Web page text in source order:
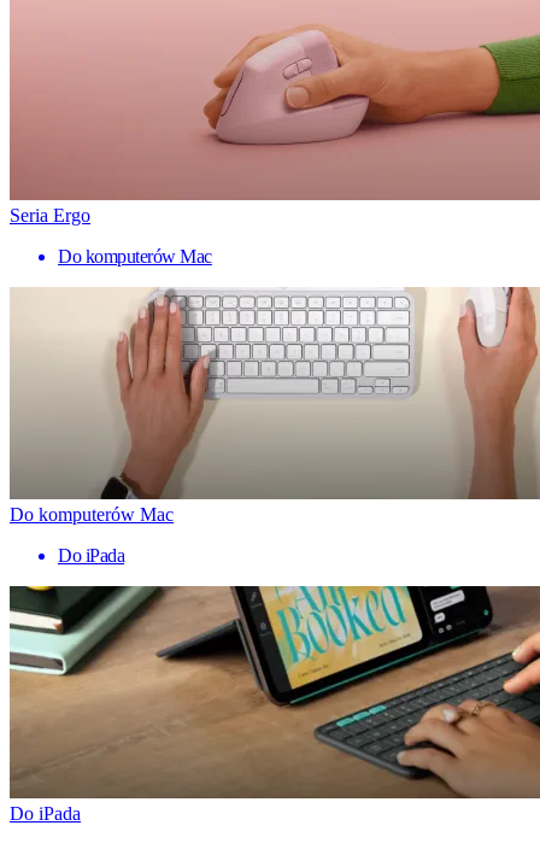
Seria Ergo
Do komputerów Mac
Do komputerów Mac
Do iPada
Do iPada